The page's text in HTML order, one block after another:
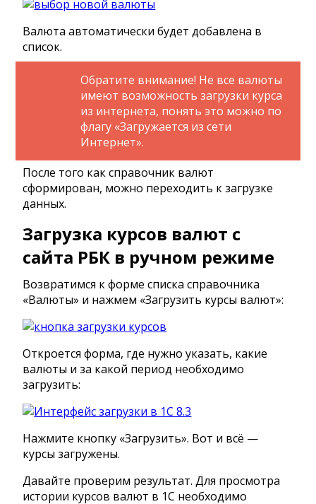
Валюта автоматически будет добавлена в
список.
Обратите внимание! Не все валюты
имеют возможность загрузки курса
из интернета, понять это можно по
флагу «Загружается из сети
Интернет».
После того как справочник валют
сформирован, можно переходить к загрузке
данных.
Загрузка курсов валют с
сайта РБК в ручном режиме
Возвратимся к форме списка справочника
«Валюты» и нажмем «Загрузить курсы валют»:
Откроется форма, где нужно указать, какие
валюты и за какой период необходимо
загрузить:
Нажмите кнопку «Загрузить». Вот и всё —
курсы загружены.
Давайте проверим результат. Для просмотра
истории курсов валют в 1С необходимо